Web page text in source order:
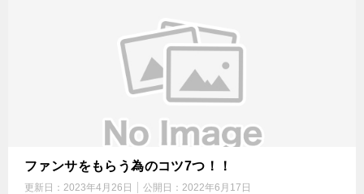
ファンサをもらう為のコツ7つ！！
更新日： 2023年4月26日 公開日： 2022年6月17日